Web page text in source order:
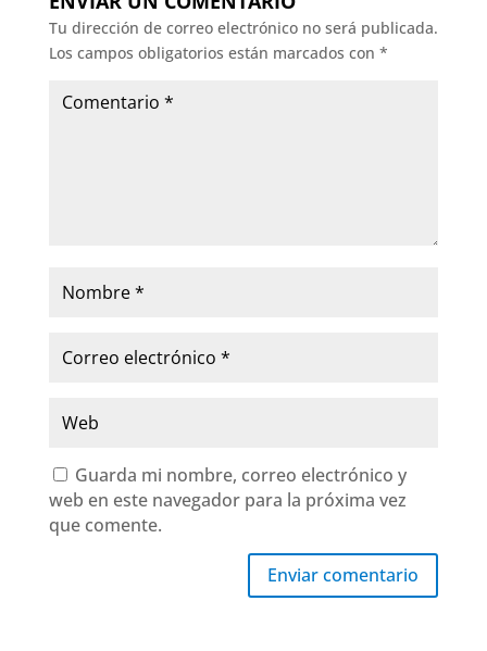
Tu dirección de correo electrónico no será publicada.
Los campos obligatorios están marcados con *
Guarda mi nombre, correo electrónico y
web en este navegador para la próxima vez
que comente.
Enviar comentario